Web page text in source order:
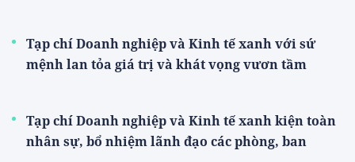
Tạp chí Doanh nghiệp và Kinh tế xanh với sứ
mệnh lan tỏa giá trị và khát vọng vươn tầm
Tạp chí Doanh nghiệp và Kinh tế xanh kiện toàn
nhân sự, bổ nhiệm lãnh đạo các phòng, ban